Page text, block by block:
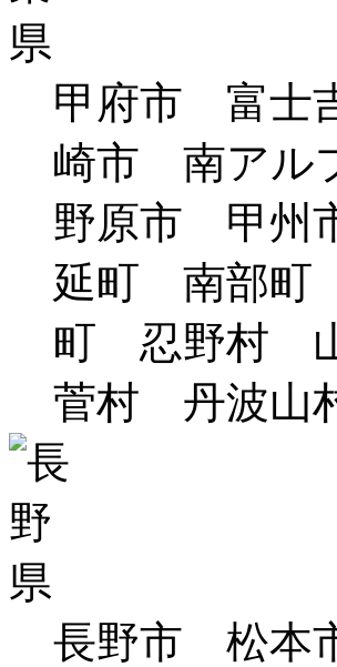
甲府市 富
崎市 南ア
野原市 甲
延町 南部
町 忍野村
菅村 丹波山
長野市 松